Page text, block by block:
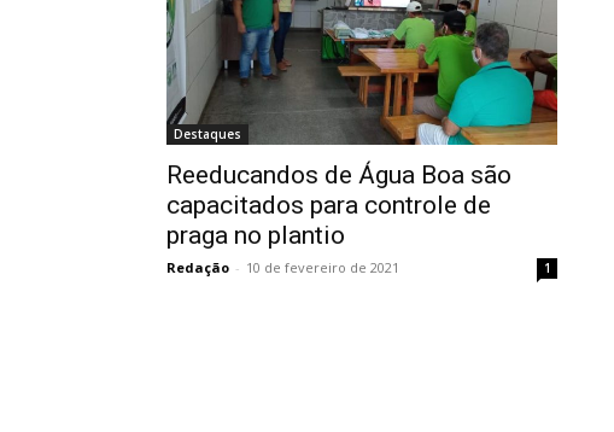
Destaques
Reeducandos de Água Boa são
capacitados para controle de
praga no plantio
Redação - 10 de fevereiro de 2021 1